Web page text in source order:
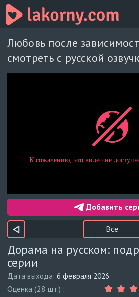
Любовь после
смотреть с русской
Добавить
Все
Дорама на русском:
серии
Дата выхода:6 февраля 2026
Оценка (28 шт.) :